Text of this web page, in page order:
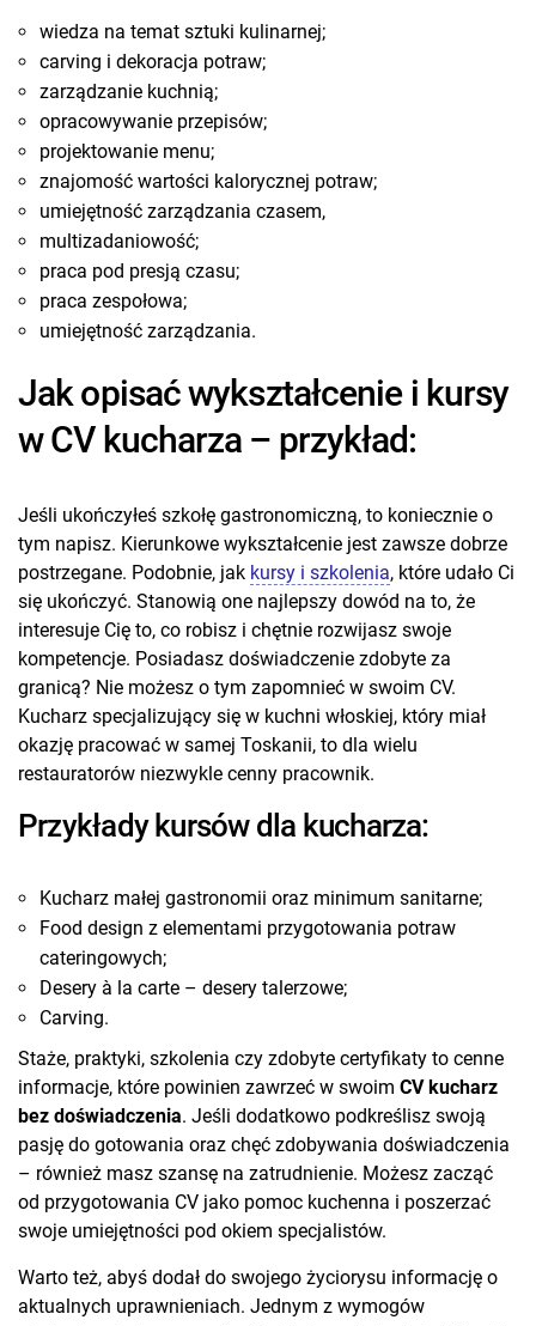
wiedza na temat sztuki kulinarnej;
carving i dekoracja potraw;
zarządzanie kuchnią;
opracowywanie przepisów;
projektowanie menu;
znajomość wartości kalorycznej potraw;
umiejętność zarządzania czasem,
multizadaniowość;
praca pod presją czasu;
praca zespołowa;
umiejętność zarządzania.
Jak opisać wykształcenie i kursy
w CV kucharza – przykład:
Jeśli ukończyłeś szkołę gastronomiczną, to koniecznie o
tym napisz. Kierunkowe wykształcenie jest zawsze dobrze
postrzegane. Podobnie, jak kursy i szkolenia, które udało Ci
się ukończyć. Stanowią one najlepszy dowód na to, że
interesuje Cię to, co robisz i chętnie rozwijasz swoje
kompetencje. Posiadasz doświadczenie zdobyte za
granicą? Nie możesz o tym zapomnieć w swoim CV.
Kucharz specjalizujący się w kuchni włoskiej, który miał
okazję pracować w samej Toskanii, to dla wielu
restauratorów niezwykle cenny pracownik.
Przykłady kursów dla kucharza:
Kucharz małej gastronomii oraz minimum sanitarne;
Food design z elementami przygotowania potraw
cateringowych;
Desery à la carte – desery talerzowe;
Carving.
Staże, praktyki, szkolenia czy zdobyte certyfikaty to cenne
informacje, które powinien zawrzeć w swoim CV kucharz
bez doświadczenia. Jeśli dodatkowo podkreślisz swoją
pasję do gotowania oraz chęć zdobywania doświadczenia
– również masz szansę na zatrudnienie. Możesz zacząć
od przygotowania CV jako pomoc kuchenna i poszerzać
swoje umiejętności pod okiem specjalistów.
Warto też, abyś dodał do swojego życiorysu informację o
aktualnych uprawnieniach. Jednym z wymogów